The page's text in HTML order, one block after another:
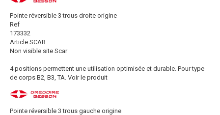
Pointe réversible 3 trous droite origine
Ref
173332
Article SCAR
Non visible site Scar
4 positions permettent une utilisation optimisée et durable. Pour type
de corps B2, B3, TA. Voir le produit
Pointe réversible 3 trous gauche origine